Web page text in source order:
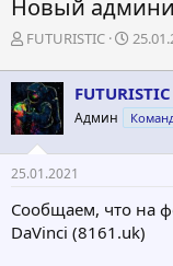
Новый
А
т
о
р
т
е
м
FUTURISTIC
Д
т
а
н
ч
а
FUTURISTIC
Админ
25.01.2021
Сообщаем, что на
DaVinci (8161.uk)